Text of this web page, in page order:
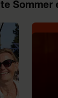
Sommer